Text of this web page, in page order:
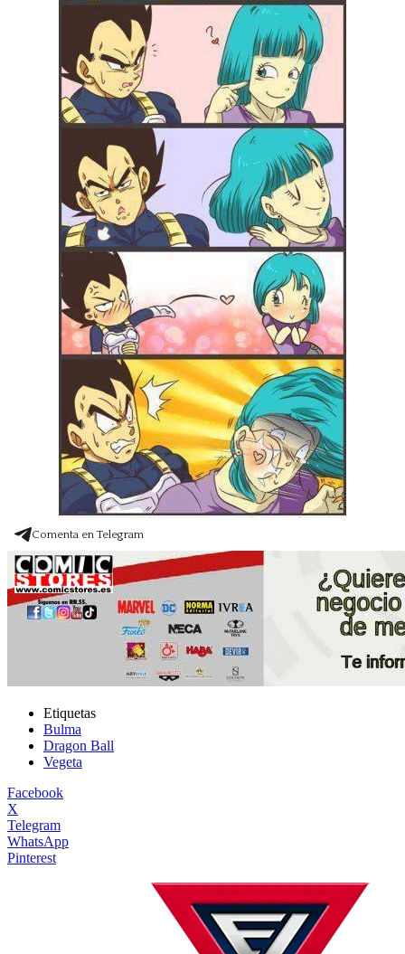
Comenta en Telegram
Etiquetas
Bulma
Dragon Ball
Vegeta
Facebook
X
Telegram
WhatsApp
Pinterest